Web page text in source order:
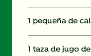
1 pequeña de
1 taza de jugo